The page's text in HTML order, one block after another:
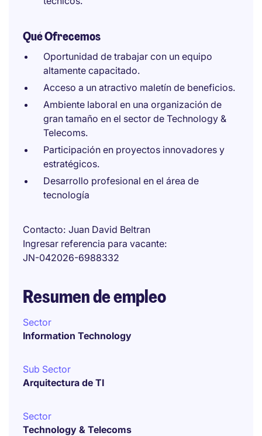
Qué Ofrecemos
Oportunidad de trabajar con un equipo
altamente capacitado.
Acceso a un atractivo maletín de beneficios.
Ambiente laboral en una organización de
gran tamaño en el sector de Technology &
Telecoms.
Participación en proyectos innovadores y
estratégicos.
Desarrollo profesional en el área de
tecnología
Contacto Juan David Beltran
Ingresar referencia para vacante
JN-042026-6988332
Resumen de empleo
Sector
Information Technology
Sub Sector
Arquitectura de TI
Sector
Technology & Telecoms